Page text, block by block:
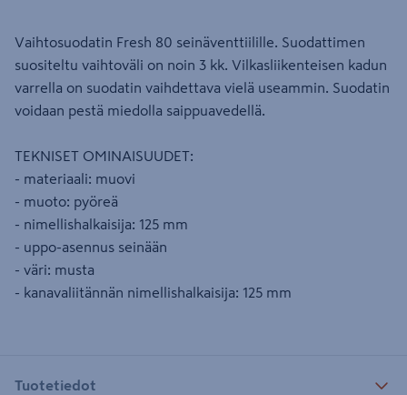
Vaihtosuodatin Fresh 80 seinäventtiilille. Suodattimen
suositeltu vaihtoväli on noin 3 kk. Vilkasliikenteisen kadun
varrella on suodatin vaihdettava vielä useammin. Suodatin
voidaan pestä miedolla saippuavedellä.
TEKNISET OMINAISUUDET:
- materiaali: muovi
- muoto: pyöreä
- nimellishalkaisija: 125 mm
- uppo-asennus seinään
- väri: musta
- kanavaliitännän nimellishalkaisija: 125 mm
Tuotetiedot